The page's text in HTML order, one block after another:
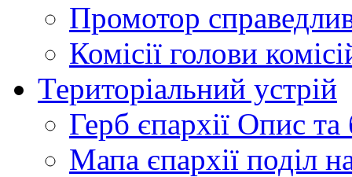
Промотор
Комісії голови
Територіальний устрій
Герб єпархії Опис та
Мапа єпархії поділ